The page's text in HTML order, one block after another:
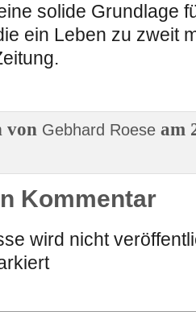
solide Grundlage
ein Leben zu zweit
von Gebhard Roese am
Kommentar
wird nicht